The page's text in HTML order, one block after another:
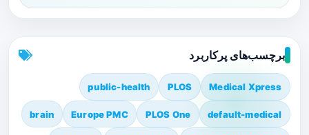
برچسب‌های پرکاربرد
Medical Xpress
PLOS
public-health
default-medical
PLOS One
Europe PMC
brain